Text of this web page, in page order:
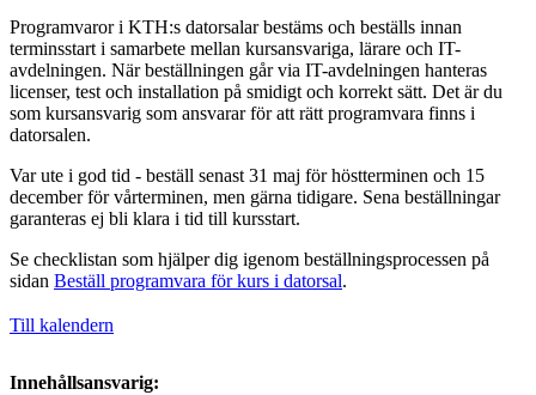
Programvaror i KTH:s datorsalar bestäms och beställs innan
terminsstart i samarbete mellan kursansvariga, lärare och IT-
avdelningen. När beställningen går via IT-avdelningen hanteras
licenser, test och installation på smidigt och korrekt sätt. Det är du
som kursansvarig som ansvarar för att rätt programvara finns i
datorsalen.
Var ute i god tid - beställ senast 31 maj för höstterminen och 15
december för vårterminen, men gärna tidigare. Sena beställningar
garanteras ej bli klara i tid till kursstart.
Se checklistan som hjälper dig igenom beställningsprocessen på
sidan Beställ programvara för kurs i datorsal.
Till kalendern
Innehållsansvarig: